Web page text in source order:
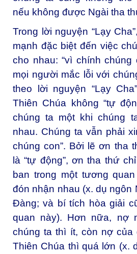
nếu không được Ngài tha
Trong lời nguyện “Lạy
mạnh đặc biệt đến việc
cho nhau: “vì chính chúng
mọi người mắc lỗi với
theo lời nguyện “Lạy
Thiên Chúa không “tự
chúng ta một khi chúng
nhau. Chúng ta vẫn phải
chúng con”. Bởi lẽ ơn tha
là “tự động”, ơn tha thứ
ban trong một tương
đón nhận nhau (x. dụ ngôn
Đàng; và bí tích hòa giải
quan này). Hơn nữa, nợ
chúng ta thì ít, còn nợ của
Thiên Chúa thì quá lớn (x.